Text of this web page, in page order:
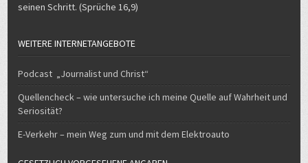
seinen Schritt. (Sprüche 16,9)
WEITERE INTERNETANGEBOTE
Podcast „Journalist und Christ“
Quellencheck – wie untersuche ich meine Quelle auf Wahrheit und
Seriosität?
E-Verkehr – mein Weg zum und mit dem Elektroauto